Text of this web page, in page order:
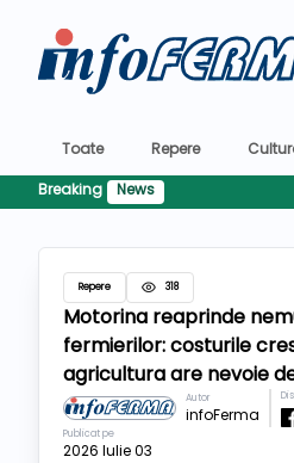
Toate Repere
Breaking
News
Repere 318
Motorina reaprinde
fermierilor: costurile
agricultura are nevoie
Autor
infoFerma
Publicat pe
2026 Iulie 03